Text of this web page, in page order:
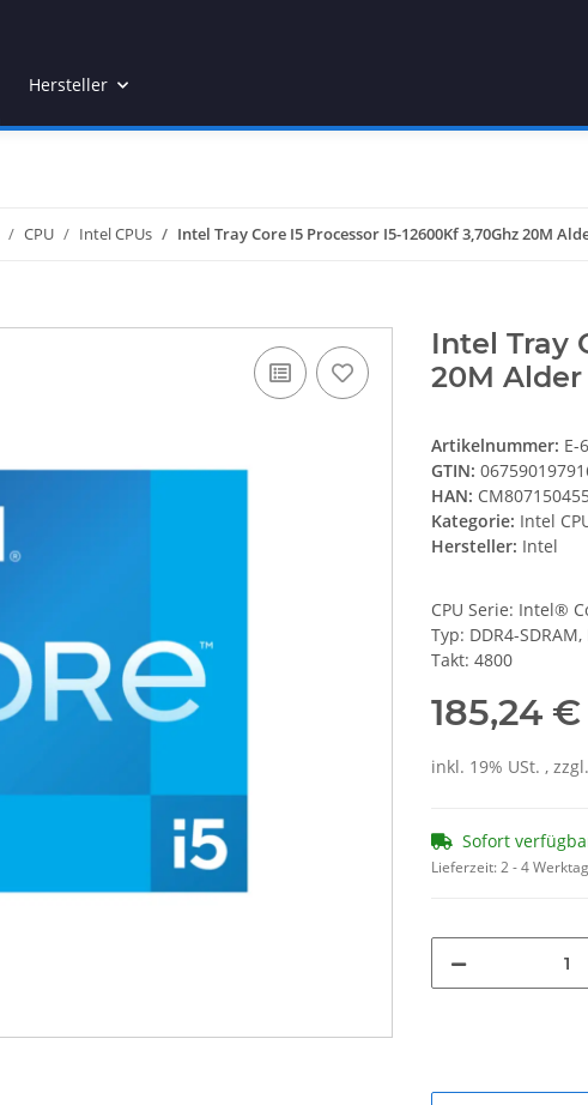
Hersteller
CPU Intel CPUs Intel Tray Core I5 Processor I5-12600Kf 3,70Ghz 20M
Intel Tray
20M Alder
Artikelnummer: E-
GTIN:
HAN:
Kategorie: Intel
Hersteller: Intel
CPU Serie: Intel®
Typ: DDR4-SDRAM,
Takt: 4800
185,24 €
inkl. 19% USt. , zzgl.
Sofort
Lieferzeit:2 - 4